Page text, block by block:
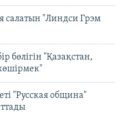
салатын "Линдси Грэм
бөлігін "Қазақстан,
"Русская община"